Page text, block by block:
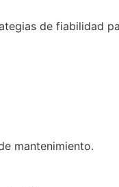
de fiabilidad
mantenimiento.